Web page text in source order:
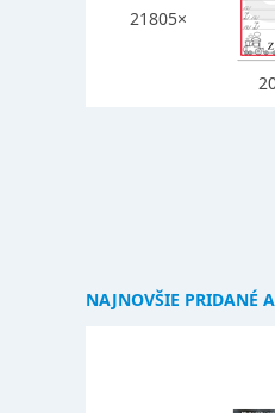
21805×
NAJNOVŠIE PRIDANÉ